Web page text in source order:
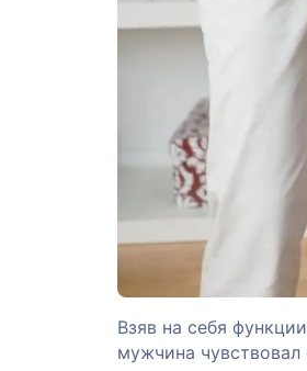
Взяв на себя
мужчина